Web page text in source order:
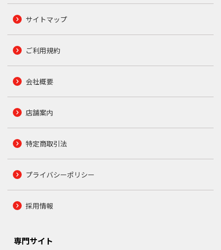
サイトマップ
ご利用規約
会社概要
店舗案内
特定商取引法
プライバシーポリシー
採用情報
専門サイト